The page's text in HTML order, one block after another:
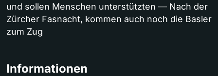
und sollen Menschen unterstützten — Nach der
Zürcher Fasnacht, kommen auch noch die Basler
zum Zug
Informationen